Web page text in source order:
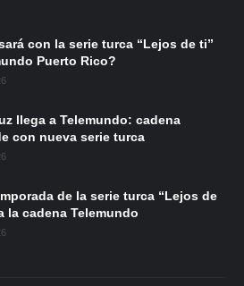
con la serie turca “Lejos de ti”
Puerto Rico?
llega a Telemundo: cadena
con nueva serie turca
de la serie turca “Lejos de
la cadena Telemundo